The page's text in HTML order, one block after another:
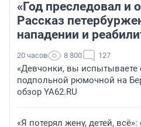
«Год преследовал и
Рассказ
нападении и
20 часов 8 800 127
«Девчонки, вы испытываете
подпольной рюмочной на
обзор YA62.RU
«Я потерял жену, детей,